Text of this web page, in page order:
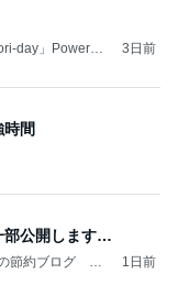
day」Powered
3日前
時間
部公開します…
節約ブログ 〜
1日前